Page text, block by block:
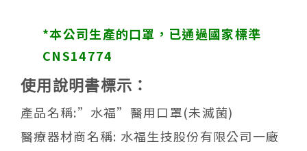
*本公司生產的口罩，已通過國家標準
CNS14774
使用說明書標示：
產品名稱:”水福”醫用口罩(未滅菌)
醫療器材商名稱: 水福生技股份有限公司一廠